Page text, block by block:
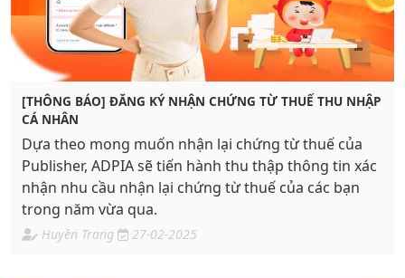
[THÔNG BÁO] ĐĂNG KÝ NHẬN CHỨNG TỪ THUẾ THU NHẬP
CÁ NHÂN
Dựa theo mong muốn nhận lại chứng từ thuế của
Publisher, ADPIA sẽ tiến hành thu thập thông tin xác
nhận nhu cầu nhận lại chứng từ thuế của các bạn
trong năm vừa qua.
Huyền Trang 27-02-2025